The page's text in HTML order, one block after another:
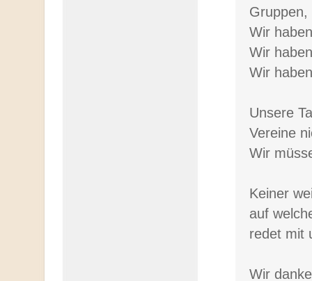
Gruppen,
Wir
Wir
Wir
Unsere
Vereine
Wir
Keiner
auf
redet mit
Wir